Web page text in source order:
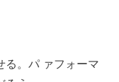
る。パ ァフォーマ